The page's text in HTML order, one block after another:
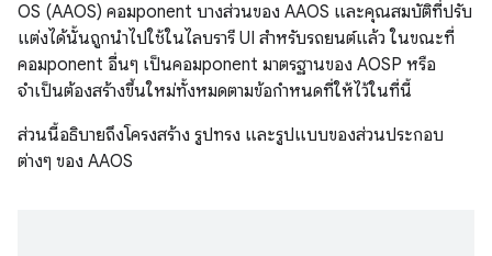
OS (AAOS) คอมponent บางส่วนของ AAOS และคุณสมบัติที่ปรับ
แต่งได้นั้นถูกนำไปใช้ในไลบรารี UI สำหรับรถยนต์แล้ว ในขณะที่
คอมponent อื่นๆ เป็นคอมponent มาตรฐานของ AOSP หรือ
จำเป็นต้องสร้างขึ้นใหม่ทั้งหมดตามข้อกำหนดที่ให้ไว้ในที่นี้
ส่วนนี้อธิบายถึงโครงสร้าง รูปทรง และรูปแบบของส่วนประกอบ
ต่างๆ ของ AAOS